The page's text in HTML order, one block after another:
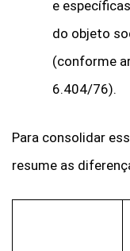
e
do objeto
(conforme
6.404/76).
Para consolidar
resume as